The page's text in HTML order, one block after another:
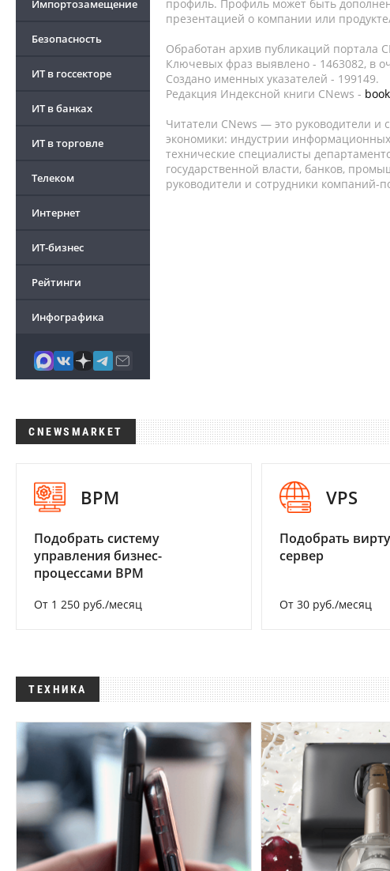
Импортозамещение
Безопасность
ИТ в госсекторе
ИТ в банках
ИТ в торговле
Телеком
Интернет
ИТ-бизнес
Рейтинги
Инфографика
профиль. Профиль может быть
презентацией о компании или
Обработан архив публикаций портала
Ключевых фраз выявлено - 1463082, в
Создано именных указателей - 199149.
Редакция Индексной книги CNews -
Читатели CNews — это руководители и
экономики: индустрии
технические специалисты
государственной власти, банков,
руководители и сотрудники компаний-
CNEWSMARKET
BPM
Подобрать систему
управления бизнес-
процессами BPM
От 1 250 руб./месяц
VPS
Подобрать
сервер
От 30 руб./месяц
ТЕХНИКА